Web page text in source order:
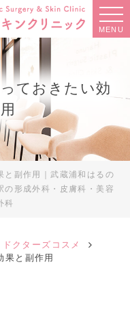
MENU
ておきたい効
と副作用｜武蔵浦和はるの
の形成外科・皮膚科・美容
科
ドクターズコスメ
果と副作用